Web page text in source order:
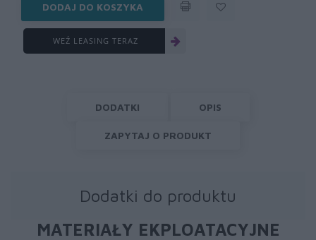
DODAJ DO KOSZYKA
WEŹ LEASING TERAZ
DODATKI OPIS
ZAPYTAJ O PRODUKT
Dodatki do produktu
MATERIAŁY EKPLOATACYJNE